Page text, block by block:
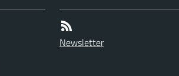
Newsletter